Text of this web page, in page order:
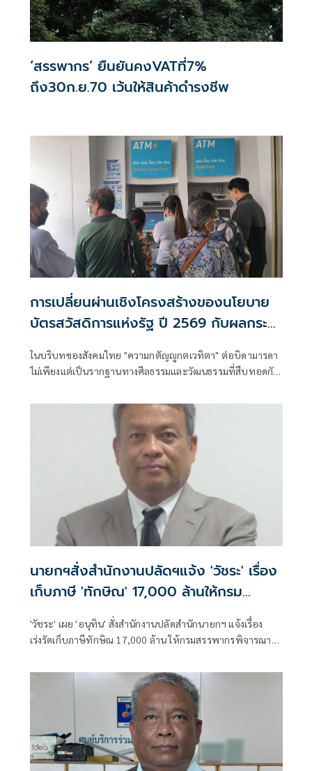
‘สรรพากร’ ยืนยันคงVATที่7%
ถึง30ก.ย.70 เว้นให้สินค้าดำรงชีพ
การเปลี่ยนผ่านเชิงโครงสร้างของนโยบาย
บัตรสวัสดิการแห่งรัฐ ปี 2569 กับผลกระ
ในบริบทของสังคมไทย "ความกตัญญูกตเวทิตา" ต่อบิดามารดา
ไม่เพียงแต่เป็นรากฐานทางศีลธรรมและวัฒนธรรมที่สืบทอดกัน
ระดับและบูรณาการเข้าสู่ระบบกฎหมายและนโยบายสาธารณะ
ของรัฐอย่างเป็นรูปธรรม
นายกฯสั่งสำนักงานปลัดฯแจ้ง 'วัชระ' เรื่อง
เก็บภาษี 'ทักษิณ' 17,000 ล้านให้กรม
'วัชระ' เผย 'อนุทิน' สั่งสำนักงานปลัดสำนักนายกฯ แจ้งเรื่อง
เร่งรัดเก็บภาษีทักษิณ 17,000 ล้าน ให้กรมสรรพากรพิจารณา
เคารพกฎหมาย